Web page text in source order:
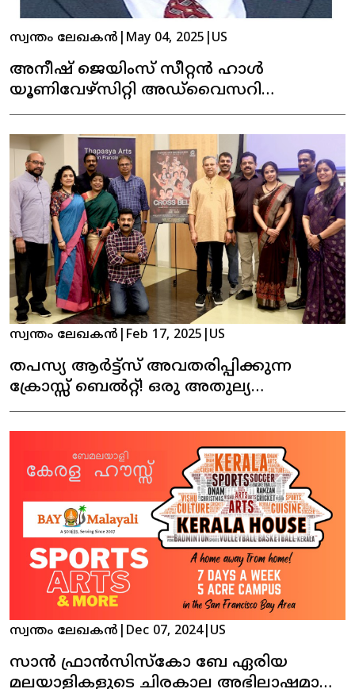
സ്വന്തം ലേഖകൻ May 04, 2025 US
അനീഷ് ജെയിംസ് സീറ്റൻ ഹാൾ
യൂണിവേഴ്‌സിറ്റി അഡ്‌വൈസറി
കൗൺസിലിലേക്ക് തിരഞ്ഞെടുക്കപ്പെട്ടു
സ്വന്തം ലേഖകൻ Feb 17, 2025 US
തപസ്യ ആർട്ട്സ് അവതരിപ്പിക്കുന്ന
ക്രോസ്സ് ബെൽറ്റ്! ഒരു അതുല്യ
നാടകാനുഭവം!
സ്വന്തം ലേഖകൻ Dec 07, 2024| US
സാൻ ഫ്രാൻസിസ്കോ ബേ ഏരിയ
മലയാളികളുടെ ചിരകാല അഭിലാഷമായ